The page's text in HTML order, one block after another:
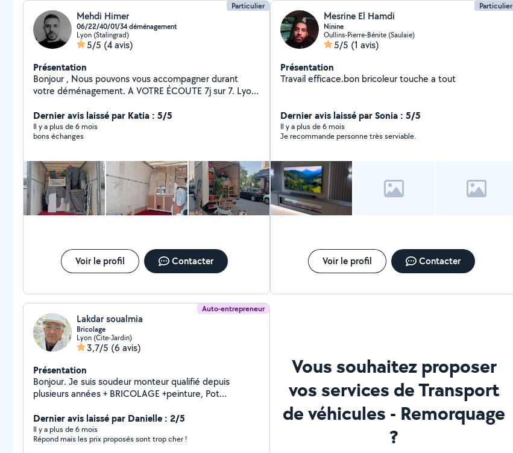
Particulier
Mehdi Himer
06/22/40/01/34 déménagement
Lyon (Stalingrad)
5/5 (4 avis)
Présentation
Bonjour , Nous pouvons vous accompagner durant
votre déménagement. A VOTRE ÉCOUTE 7j sur 7. Lyon/
ainsi que notre savoir-faire. Nous proposons aussi le
Démontage/Remontage. Matériel de protection
Équipements adaptés LE TOUT DANS LA JOIE ET LA
un devis simple rapide cordialement
Dernier avis laissé par Katia : 5/5
Il y a plus de 6 mois
bons échanges
Voir le profil Contacter
Particulier
Mesrine El Hamdi
Ninine
Oullins-Pierre-Bénite (Saulaie)
5/5 (1 avis)
Présentation
Travail efficace.bon bricoleur touche a tout
Dernier avis laissé par Sonia : 5/5
Il y a plus de 6 mois
Je recommande personne très serviable.
Voir le profil Contacter
Auto-entrepreneur
Lakdar soualmia
Bricolage
Lyon (Cite-Jardin)
3,7/5 (6 avis)
Présentation
Bonjour. Je suis soudeur monteur qualifié depuis
plusieurs années + BRICOLAGE +peinture, Pot
ou épaisses.
Dernier avis laissé par Danielle : 2/5
Il y a plus de 6 mois
Répond mais les prix proposés sont trop cher !
Vous souhaitez proposer
vos services de Transport
de véhicules - Remorquage
?